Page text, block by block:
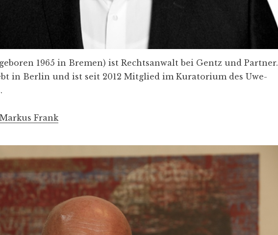
1965 in Bremen) ist Rechtsanwalt bei Gentz und Partner.
in Berlin und ist seit 2012 Mitglied im Kuratorium des Uwe-
Frank